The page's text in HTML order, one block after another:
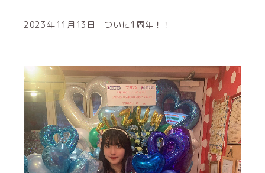
2023年11月13日 ついに1周年！！